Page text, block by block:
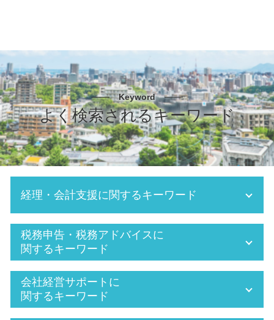
Keyword
よく検索されるキーワード
経理・会計支援に関するキーワード
法人 年末調整
税務署 確定申告
年末調整 個人
経理 決算
税務 申告
税理士 税務署
税務申告・税務アドバイスに
関するキーワード
法人 節税方法
法人決算申告 税理士
賃上げ促進税制 わかりやすく
会社経営サポートに
関するキーワード